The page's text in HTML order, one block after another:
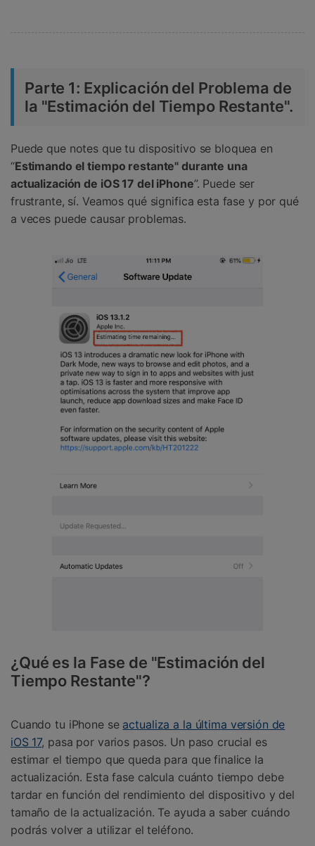
Parte 1: Explicación del Problema de
la "Estimación del Tiempo Restante".
Puede que notes que tu dispositivo se bloquea en
“Estimando el tiempo restante" durante una
actualización de iOS 17 del iPhone”. Puede ser
frustrante, sí. Veamos qué significa esta fase y por qué
a veces puede causar problemas.
¿Qué es la Fase de "Estimación del
Tiempo Restante"?
Cuando tu iPhone se actualiza a la última versión de
iOS 17, pasa por varios pasos. Un paso crucial es
estimar el tiempo que queda para que finalice la
actualización. Esta fase calcula cuánto tiempo debe
tardar en función del rendimiento del dispositivo y del
tamaño de la actualización. Te ayuda a saber cuándo
podrás volver a utilizar el teléfono.